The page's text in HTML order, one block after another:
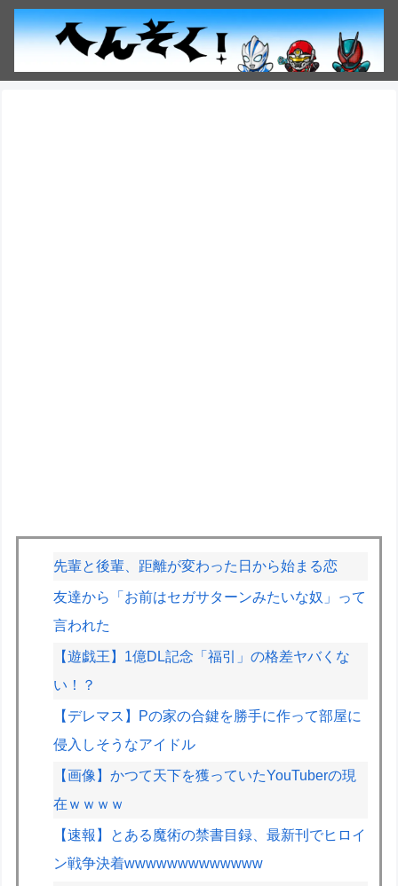
先輩と後輩、距離が変わった日から始まる恋
友達から「お前はセガサターンみたいな奴」って
言われた
【遊戯王】1億DL記念「福引」の格差ヤバくな
い！？
【デレマス】Pの家の合鍵を勝手に作って部屋に
侵入しそうなアイドル
【画像】かつて天下を獲っていたYouTuberの現
在ｗｗｗｗ
【速報】とある魔術の禁書目録、最新刊でヒロイ
ン戦争決着wwwwwwwwwwwww